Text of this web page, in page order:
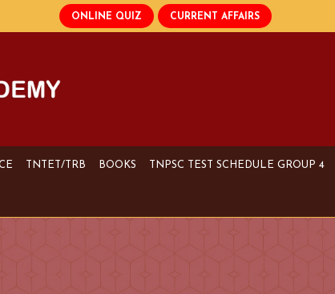
TNTET/TRB BOOKS TNPSC TEST SCHEDULE GROUP 4